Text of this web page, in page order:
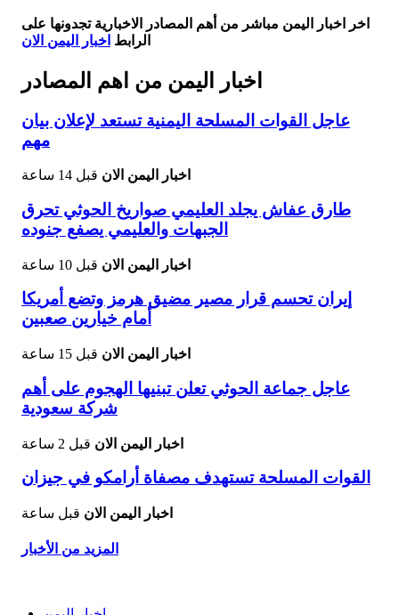
اخر اخبار اليمن مباشر من أهم المصادر الاخبارية تجدونها على
الرابط اخبار اليمن الان
اخبار اليمن من اهم المصادر
عاجل القوات المسلحة اليمنية تستعد لإعلان بيان
مهم
اخبار اليمن الان قبل 14 ساعة
طارق عفاش يجلد العليمي صواريخ الحوثي تحرق
الجبهات والعليمي يصفع جنوده
اخبار اليمن الان قبل 10 ساعة
إيران تحسم قرار مصير مضيق هرمز وتضع أمريكا
أمام خيارين صعبين
اخبار اليمن الان قبل 15 ساعة
عاجل جماعة الحوثي تعلن تبنيها الهجوم على أهم
شركة سعودية
اخبار اليمن الان قبل 2 ساعة
القوات المسلحة تستهدف مصفاة أرامكو في جيزان
اخبار اليمن الان قبل ساعة
المزيد من الأخبار